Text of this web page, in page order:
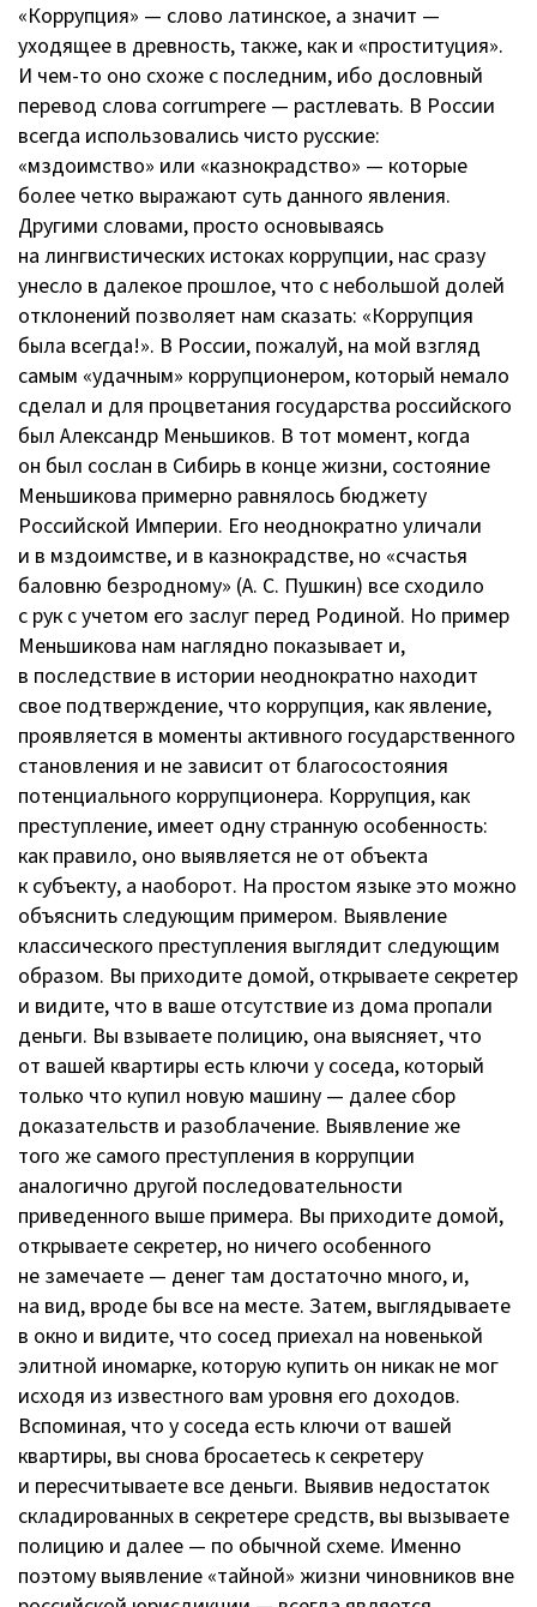
«Коррупция» — слово латинское, а значит —
уходящее в древность, также, как и «проституция».
И чем-то оно схоже с последним, ибо дословный
перевод слова corrumpere — растлевать. В России
всегда использовались чисто русские:
«мздоимство» или «казнокрадство» — которые
более четко выражают суть данного явления.
Другими словами, просто основываясь
на лингвистических истоках коррупции, нас сразу
унесло в далекое прошлое, что с небольшой долей
отклонений позволяет нам сказать: «Коррупция
была всегда!». В России, пожалуй, на мой взгляд
самым «удачным» коррупционером, который немало
сделал и для процветания государства российского
был Александр Меньшиков. В тот момент, когда
он был сослан в Сибирь в конце жизни, состояние
Меньшикова примерно равнялось бюджету
Российской Империи. Его неоднократно уличали
и в мздоимстве, и в казнокрадстве, но «счастья
баловню безродному» (А. С. Пушкин) все сходило
с рук с учетом его заслуг перед Родиной. Но пример
Меньшикова нам наглядно показывает и,
в последствие в истории неоднократно находит
свое подтверждение, что коррупция, как явление,
проявляется в моменты активного государственного
становления и не зависит от благосостояния
потенциального коррупционера. Коррупция, как
преступление, имеет одну странную особенность:
как правило, оно выявляется не от объекта
к субъекту, а наоборот. На простом языке это можно
объяснить следующим примером. Выявление
классического преступления выглядит следующим
образом. Вы приходите домой, открываете секретер
и видите, что в ваше отсутствие из дома пропали
деньги. Вы взываете полицию, она выясняет, что
от вашей квартиры есть ключи у соседа, который
только что купил новую машину — далее сбор
доказательств и разоблачение. Выявление же
того же самого преступления в коррупции
аналогично другой последовательности
приведенного выше примера. Вы приходите домой,
открываете секретер, но ничего особенного
не замечаете — денег там достаточно много, и,
на вид, вроде бы все на месте. Затем, выглядываете
в окно и видите, что сосед приехал на новенькой
элитной иномарке, которую купить он никак не мог
исходя из известного вам уровня его доходов.
Вспоминая, что у соседа есть ключи от вашей
квартиры, вы снова бросаетесь к секретеру
и пересчитываете все деньги. Выявив недостаток
складированных в секретере средств, вы вызываете
полицию и далее — по обычной схеме. Именно
поэтому выявление «тайной» жизни чиновников вне